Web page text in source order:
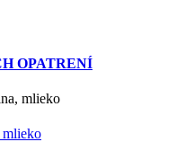
OPATRENÍ
mlieko